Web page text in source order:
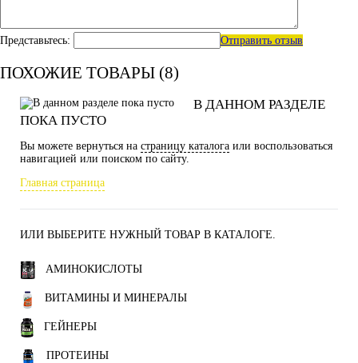
Представьтесь: Отправить отзыв
ПОХОЖИЕ ТОВАРЫ (8)
В ДАННОМ РАЗДЕЛЕ
ПОКА ПУСТО
Вы можете вернуться на страницу каталога или воспользоваться
навигацией или поиском по сайту.
Главная страница
ИЛИ ВЫБЕРИТЕ НУЖНЫЙ ТОВАР В КАТАЛОГЕ.
АМИНОКИСЛОТЫ
ВИТАМИНЫ И МИНЕРАЛЫ
ГЕЙНЕРЫ
ПРОТЕИНЫ